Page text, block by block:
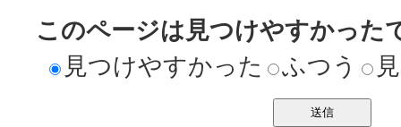
このページは見つけやすかった
見つけやすかった
ふつう